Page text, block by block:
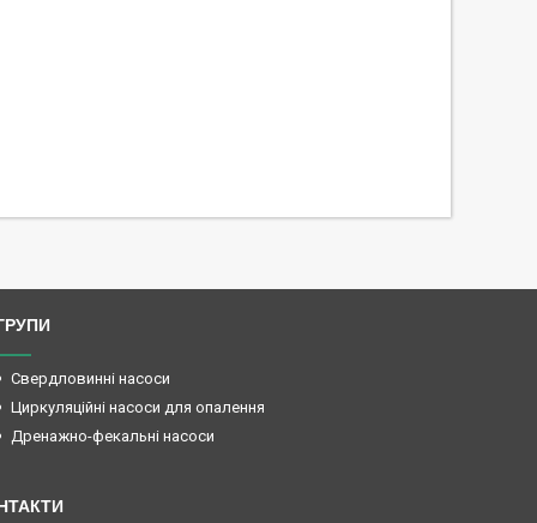
Свердловинні насоси
Циркуляційні насоси для опалення
Дренажно-фекальні насоси